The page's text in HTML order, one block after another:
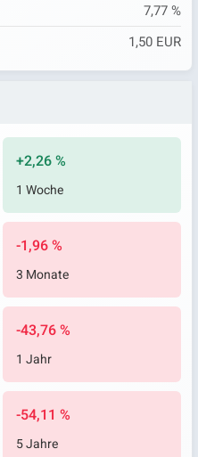
7,77 %
1,50 EUR
+2,26 %
1 Woche
-1,96 %
3 Monate
-43,76 %
1 Jahr
-54,11 %
5 Jahre